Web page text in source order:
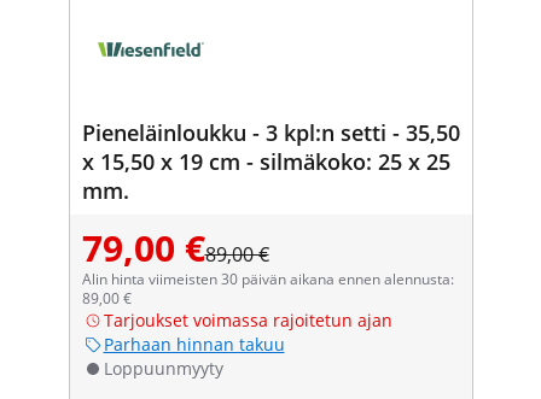
Pieneläinloukku - 3 kpl:n setti - 35,50
x 15,50 x 19 cm - silmäkoko: 25 x 25
mm.
79,00 €89,00 €
Alin hinta viimeisten 30 päivän aikana ennen alennusta:
89,00 €
Tarjoukset voimassa rajoitetun ajan
Parhaan hinnan takuu
Loppuunmyyty